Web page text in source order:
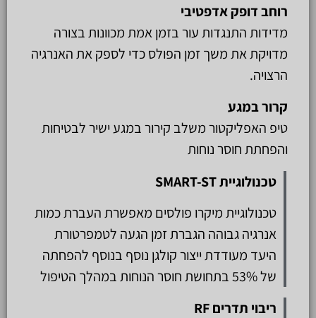
רוחב דופק אדפטיבי
מדידות התנגדות עור בזמן אמת מכוונות בצורה
מדויקת את משך זמן הפולס כדי לספק את האנרגיה
הרצויה.
קרור במגע
טיפ האפליקטור משלב קירור במגע ישיר לבטיחות
והפחתת חוסר נוחות
טכנולוגיית SMART-ST
טכנולוגיית מיקרו פולסים מאפשרת העברת כמות
אנרגיה גבוהה הגברת זמן הגעה לטמפרטורת
היעד מעודדת ייצור קולגן נוסף בנוסף להפחתה
של 53% בתחושת חוסר הנוחות במהלך הטיפול
ריבוי תדרים RF